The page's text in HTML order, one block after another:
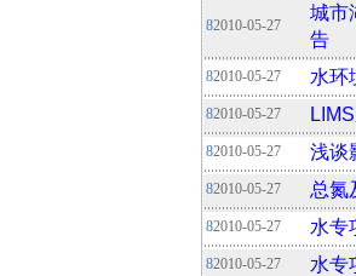
82010-05-27
城市
告
82010-05-27 水环
82010-05-27
82010-05-27 浅谈
82010-05-27 总氮
82010-05-27 水专
82010-05-27 水专